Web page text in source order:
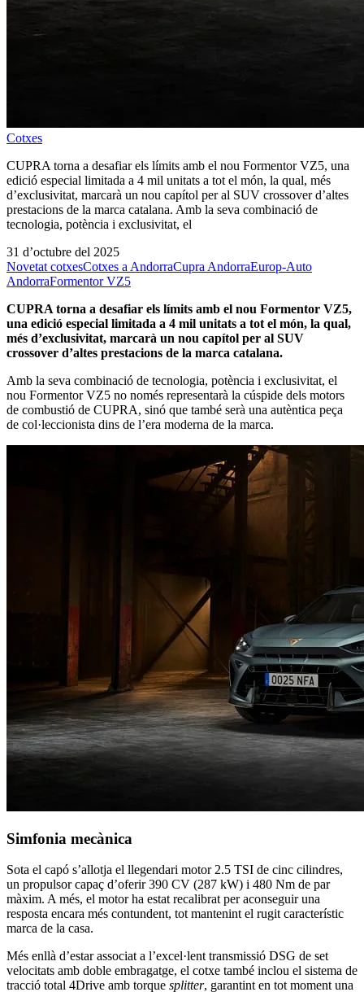
Cotxes
CUPRA torna a desafiar els límits amb el nou Formentor VZ5, una
edició especial limitada a 4 mil unitats a tot el món, la qual, més
d’exclusivitat, marcarà un nou capítol per al SUV crossover d’altes
prestacions de la marca catalana. Amb la seva combinació de
tecnologia, potència i exclusivitat, el
31 d’octubre del 2025
Novetat cotxesCotxes a AndorraCupra AndorraEurop-Auto
AndorraFormentor VZ5
CUPRA torna a desafiar els límits amb el nou Formentor VZ5,
una edició especial limitada a 4 mil unitats a tot el món, la qual,
més d’exclusivitat, marcarà un nou capítol per al SUV
crossover d’altes prestacions de la marca catalana.
Amb la seva combinació de tecnologia, potència i exclusivitat, el
nou Formentor VZ5 no només representarà la cúspide dels motors
de combustió de CUPRA, sinó que també serà una autèntica peça
de col·leccionista dins de l’era moderna de la marca.
Simfonia mecànica
Sota el capó s’allotja el llegendari motor 2.5 TSI de cinc cilindres,
un propulsor capaç d’oferir 390 CV (287 kW) i 480 Nm de par
màxim. A més, el motor ha estat recalibrat per aconseguir una
resposta encara més contundent, tot mantenint el rugit característic
marca de la casa.
Més enllà d’estar associat a l’excel·lent transmissió DSG de set
velocitats amb doble embragatge, el cotxe també inclou el sistema de
tracció total 4Drive amb torque splitter, garantint en tot moment una